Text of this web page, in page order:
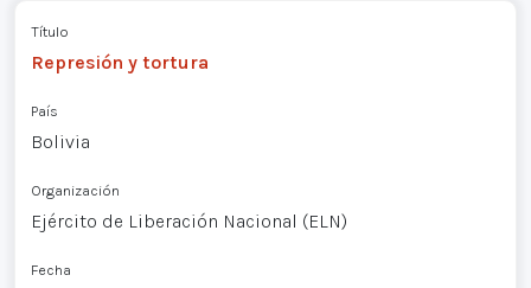
Título
Represión y tortura
País
Bolivia
Organización
Ejército de Liberación Nacional (ELN)
Fecha